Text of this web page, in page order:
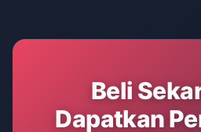
Beli
Dapatkan